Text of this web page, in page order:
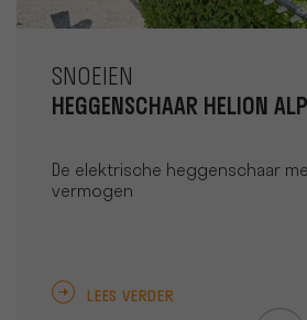
SNOEIEN
HEGGENSCHAAR HELION
De elektrische heggenschaar
vermogen
LEES VERDER